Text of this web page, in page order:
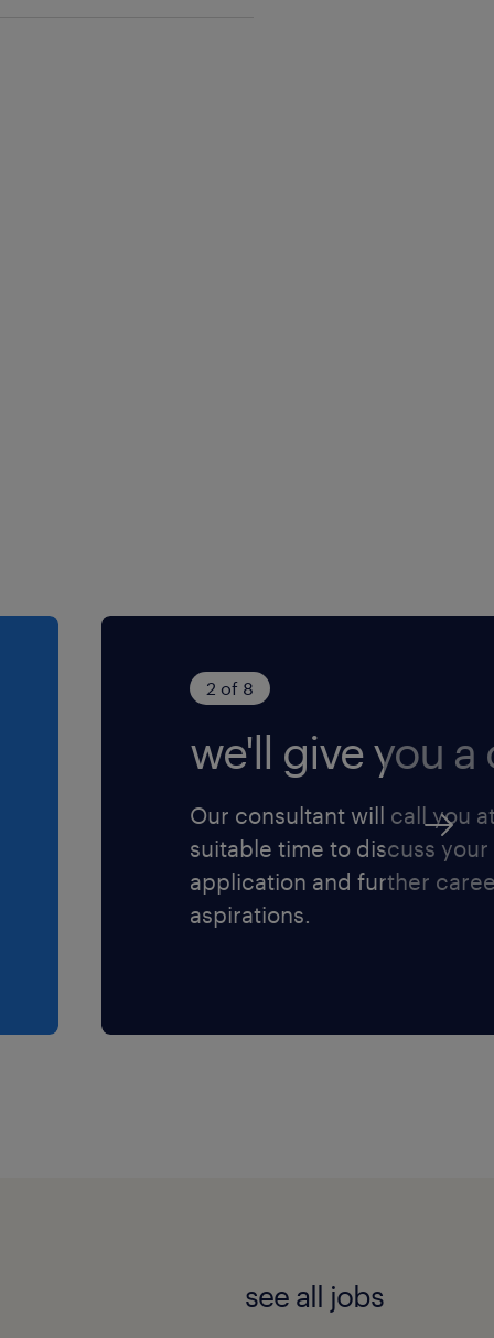
2 of 8
we'll give you a
Our consultant will call you
suitable time to discuss your
application and further
aspirations.
see all jobs